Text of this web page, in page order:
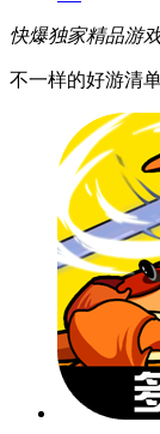
快爆独家精品游
不一样的好游清